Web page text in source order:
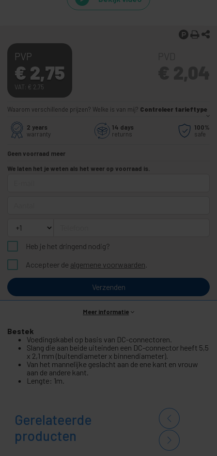
PVP
€ 2,75
VAT: € 2,75
Waarom verschillende prijzen? Welke is van mij? Controleer tarieftype
2 years
warranty
14 days
returns
100%
safe
Geen voorraad meer
We laten het je weten als het weer op voorraad is.
Heb je het dringend nodig?
Accepteer de algemene voorwaarden.
Verzenden
Meer informatie
Bestek
Voedingskabel op basis van DC-connectoren.
Slang die aan beide uiteinden een DC-connector heeft 5,5
x 2,1 mm (buitendiameter x binnendiameter).
Van het mannelijke geslacht aan de ene kant en vrouw
aan de andere kant.
Lengte: 1m.
Gerelateerde
producten